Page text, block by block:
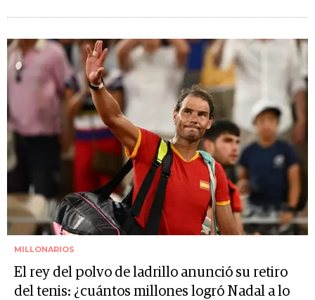
MILLONARIOS
El rey del polvo de ladrillo anunció su retiro
del tenis: ¿cuántos millones logró Nadal a lo